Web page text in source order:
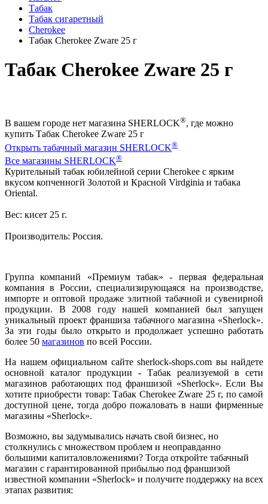
Табак
Табак сигаретный
Cherokee
Табак Cherokee Zware 25 г
Табак Cherokee Zware 25 г
В вашем городе нет магазина SHERLOCK®, где можно
купить Табак Cherokee Zware 25 г
Открыть табачный магазин SHERLOCK®
Все магазины SHERLOCK®
Курительный табак юбилейной серии Cherokee с ярким
вкусом копченногй Золотой и Красной Virdginiа и табака
Oriental.
Вес: кисет 25 г.
Производитель: Россия.
Группа компаний «Премиум табак» - первая федеральная
компания в России, специализирующаяся на производстве,
импорте и оптовой продаже элитной табачной и сувенирной
продукции. В 2008 году нашей компанией был запущен
уникальный проект франшиза табачного магазина «Sherlock».
За эти годы было открыто и продолжает успешно работать
более 50 магазинов по всей России.
На нашем официальном сайте sherlock-shops.com вы найдете
основной каталог продукции - Табак реализуемой в сети
магазинов работающих под франшизой «Sherlock». Если Вы
хотите приобрести товар: Табак Cherokee Zware 25 г, по самой
доступной цене, тогда добро пожаловать в наши фирменные
магазины «Sherlock».
Возможно, вы задумывались начать свой бизнес, но
столкнулись с множеством проблем и неоправданно
большими капиталовложениями? Тогда откройте табачный
магазин с гарантированной прибылью под франшизой
известной компании «Sherlock» и получите поддержку на всех
этапах развития: